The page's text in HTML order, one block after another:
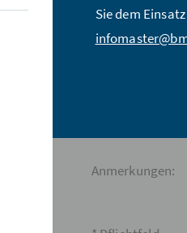
Sie dem
Straße:*
Anmerkungen: